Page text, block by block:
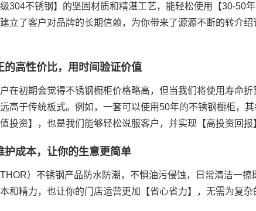
级304不锈钢】的坚固材质和精湛工艺，能轻松使用【30-
立了客户对品牌的长期信赖，为你带来了源源不断的转介
的高性价比，用时间验证价值
在初期会觉得不锈钢橱柜价格略高，但当我们将使用寿命
高于传统板式。例如，一套可以使用50年的不锈钢橱柜，
投资】，也是我们能够轻松说服客户，并实现【高投资回报
护成本，让你的生意更简单
）不锈钢产品防水防潮，不惧油污侵蚀，日常清洁一
和精力，也让你的门店运营更加【省心省力】，无需为复